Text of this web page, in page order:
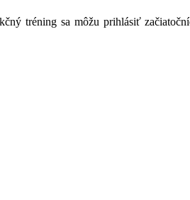
tréning sa môžu prihlásiť